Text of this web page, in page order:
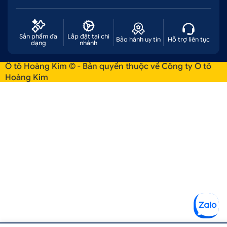
B, Q. Bình Tân, Tp. HCM
Chi nhánh 2: 51 - 55 Đường Số 7, P. An Lạc A, Q.
Bình Tân, Tp. HCM
Phước, Q. Thủ Đức, Tp. HCM
Chi nhánh 4: Số 51/1A, Đại lộ Bình Dương, P.
Sản phẩm đa
dạng
Lắp đặt tại chi
nhánh
Bảo hành uy tín Hỗ trợ liên tục
Ô tô Hoàng Kim © - Bản quyền thuộc về Công ty Ô tô
Hoàng Kim